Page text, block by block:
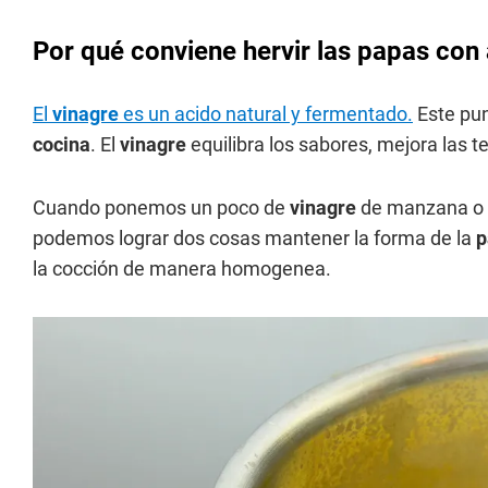
Por qué conviene hervir las papas con
El vinagrees un acido natural y fermentado. Este
cocina. El vinagreequilibra los sabores, mejora las
Cuando ponemos un poco de vinagrede manzana o
podemos lograr dos cosas mantener la forma de la
la cocción de manera homogenea.